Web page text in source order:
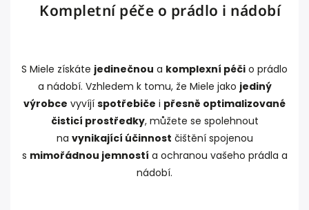
Kompletní péče o prádlo i nádobí
S Miele získáte jedinečnou a komplexní péči o prádlo
a nádobí. Vzhledem k tomu, že Miele jako jediný
výrobce vyvíjí spotřebiče i přesně optimalizované
čisticí prostředky, můžete se spolehnout
na vynikající účinnost čištění spojenou
s mimořádnou jemností a ochranou vašeho prádla a
nádobí.